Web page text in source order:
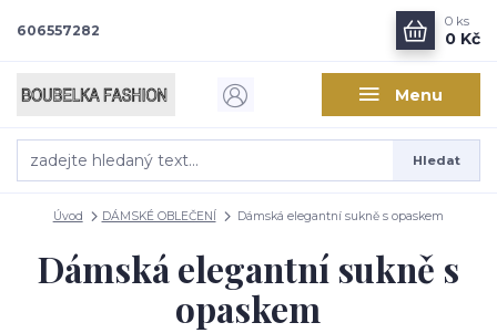
Menu
Hledat
606557282
0 ks
0 Kč
Úvod DÁMSKÉ OBLEČENÍ Dámská elegantní sukně s opaskem
Dámská elegantní sukně s
opaskem